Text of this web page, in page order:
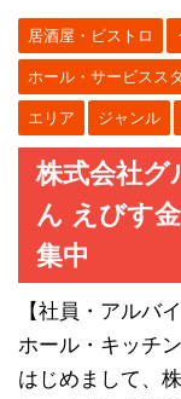
居酒屋・ビストロ
ホール・サービスス
エリア ジャンル
株式会社
ん えびす
集中
【社員・アルバ
ホール・キッチ
はじめまして、